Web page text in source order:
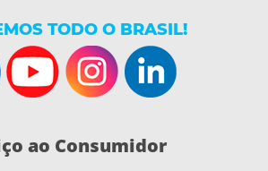
TODO O BRASIL!
ao Consumidor